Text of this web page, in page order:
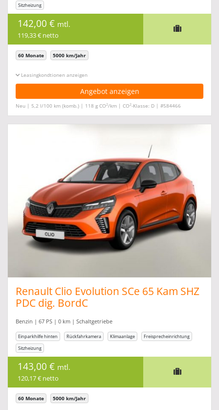
Sitzheizung
142,00 € mtl.
119,33 € netto
60 Monate 5000 km/Jahr
Leasingkonditionen ein-/ausblenden
Angebot anzeigen
Neu | 5,2 l/100 km (komb.) | 118 g CO2/km | CO2-Klasse: D | #584466
Renault Clio Evolution SCe 65 Kam SHZ
PDC dig. BordC
Benzin | 67 PS | 0 km | Schaltgetriebe
Einparkhilfe hinten Rückfahrkamera Klimaanlage
Freisprecheinrichtung
Sitzheizung
143,00 € mtl.
120,17 € netto
60 Monate 5000 km/Jahr